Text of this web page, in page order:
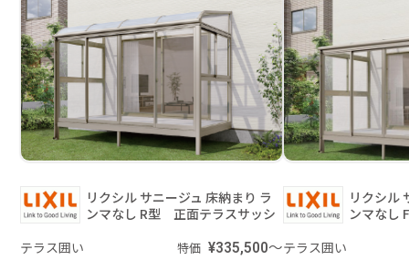
リクシル サニージュ 床納まり ラ
ンマなし R型 正面テラスサッシ
テラス囲い
特価 ¥335,500～
リクシル
ンマなし
テラス囲い